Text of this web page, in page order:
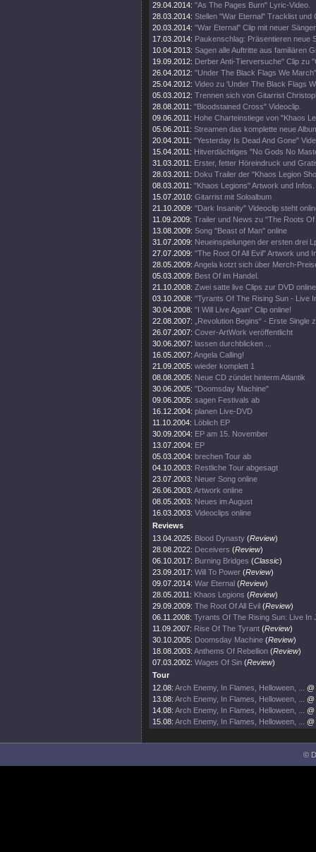
29.04.2014: "As The Pages Burn" Lyric-Video.
28.03.2014: Stellen "War Eternal" Tracklist und
20.03.2014: "War Eternal" Clip mit neuer
17.03.2014: Paukenschlag: Präsentieren neue
10.04.2013: Sagen alle Auftritte aus familiären
19.09.2012: Derber Anti-Tierversuche" Clip zu
26.04.2012: "Under The Black Flags We
25.04.2012: Video zu 'Under The Black Flags
05.03.2012: Trennen sich von Gitarrist
28.08.2011: "Bloodstained Cross" Videoclip.
09.06.2011: Hohe Charteinstiege von "Khaos
05.06.2011: Streamen das komplette neue
20.04.2011: "Yesterday Is Dead And Gone"
15.04.2011: Hitverdächtiges "No Gods No
31.03.2011: Erster, fetter Höreindruck und
28.03.2011: Doku Trailer der "Khaos Legion
08.03.2011: "Khaos Legions" Artwork und Infos.
15.07.2010: Gitarrist mit Soloalbum
21.10.2009: "Dark Insanity" Videoclip steht
11.09.2009: Trailer und News zu "The Roots Of
13.08.2009: Song "Beast of Man" online
31.07.2009: Neueinspielungen der ersten drei
27.07.2009: "The Root Of All Evil" Artwork und
28.05.2009: Angela kotzt sich über Merch-
05.03.2009: Best Of im Handel.
21.10.2008: Zwei satte live Clips zur DVD
03.10.2008: "Tyrants Of The Rising Sun - Live
30.04.2008: "I Will Live Again" Clip online!
22.08.2007:
„Revolution Begins“ - Erste Single
26.07.2007: Cover-ArtWork veröffentlicht
30.06.2007: lassen durchblicken ...
16.05.2007: Angela Calling!
21.09.2005: wieder komplett 1
08.08.2005: Neue CD zündet hinterm Atlantik
30.06.2005: "Doomsday Machine"
09.06.2005: sagen Festivals ab
16.12.2004: planen Live-DVD
11.10.2004: Löblich EP
30.09.2004: EP am 15. November
13.07.2004: EP
05.03.2004: brechen Tour ab
04.10.2003: Restliche Tour abgesagt
23.07.2003: Neuer Song online
26.06.2003: Artwork online
08.05.2003: Neues im August
16.03.2003: Videoclips online
Reviews
13.04.2025: Blood Dynasty (Review)
28.08.2022: Deceivers (Review)
06.10.2017: Burning Bridges (Classic)
23.09.2017: Will To Power (Review)
09.07.2014: War Eternal (Review)
28.05.2011: Khaos Legions (Review)
29.09.2009: The Root Of All Evil (Review)
06.11.2008: Tyrants Of The Rising Sun: Live In
11.09.2007: Rise Of The Tyrant (Review)
30.10.2005: Doomsday Machine (Review)
18.08.2003: Anthems Of Rebellion (Review)
07.03.2002: Wages Of Sin (Review)
Tour
12.08: Arch Enemy, In Flames, Helloween, ...
13.08: Arch Enemy, In Flames, Helloween, ...
14.08: Arch Enemy, In Flames, Helloween, ...
15.08: Arch Enemy, In Flames, Helloween, ...
©